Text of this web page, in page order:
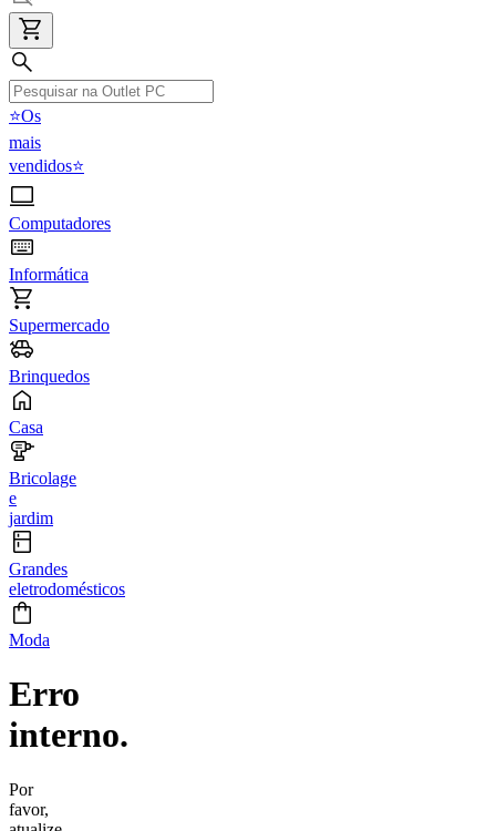
⭐Os
mais
vendidos⭐
Computadores
Informática
Supermercado
Brinquedos
Casa
Bricolage
e
jardim
Grandes
eletrodomésticos
Moda
Erro
interno.
Por
favor,